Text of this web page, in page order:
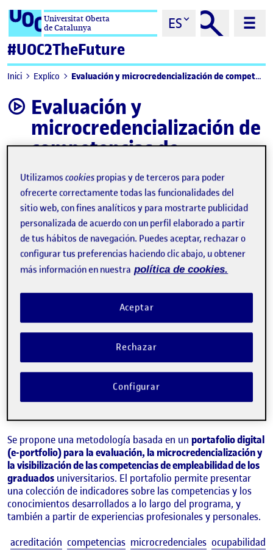
Saltar al contenidoUniversitat Oberta
de Catalunya
ES
#UOC2TheFuture
Inici Explico Evaluación y microcredencialización de competencias de empleabilidad de programa
video Evaluación y
microcredencialización de
competencias de
empleabilidad de
programa
MARCELO MAINA
Se propone una metodología basada en un portafolio digital
(e-portfolio) para la evaluación, la microcredencialización y
la visibilización de las competencias de empleabilidad de los
graduados universitarios. El portafolio permite presentar
una colección de indicadores sobre las competencias y los
conocimientos desarrollados a lo largo del programa, y
también a partir de experiencias profesionales y personales.
acreditación competencias microcredenciales ocupabilidad
Utilizamoscookies propias y de terceros para poder
ofrecerte correctamente todas las funcionalidades del
sitio web, con fines analíticos y para mostrarte publicidad
personalizada de acuerdo con un perfil elaborado a partir
de tus hábitos de navegación. Puedes aceptar, rechazar o
configurar tus preferencias haciendo clic abajo, u obtener
más información en nuestra política de cookies.
Rechazar
Aceptar
Configurar